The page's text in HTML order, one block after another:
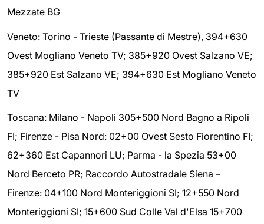
Mezzate BG
Veneto: Torino - Trieste (Passante di Mestre), 394+630
Ovest Mogliano Veneto TV; 385+920 Ovest Salzano VE;
385+920 Est Salzano VE; 394+630 Est Mogliano Veneto
TV
Toscana: Milano - Napoli 305+500 Nord Bagno a Ripoli
FI; Firenze - Pisa Nord: 02+00 Ovest Sesto Fiorentino FI;
62+360 Est Capannori LU; Parma - la Spezia 53+00
Nord Berceto PR; Raccordo Autostradale Siena –
Firenze: 04+100 Nord Monteriggioni SI; 12+550 Nord
Monteriggioni SI; 15+600 Sud Colle Val d'Elsa 15+700